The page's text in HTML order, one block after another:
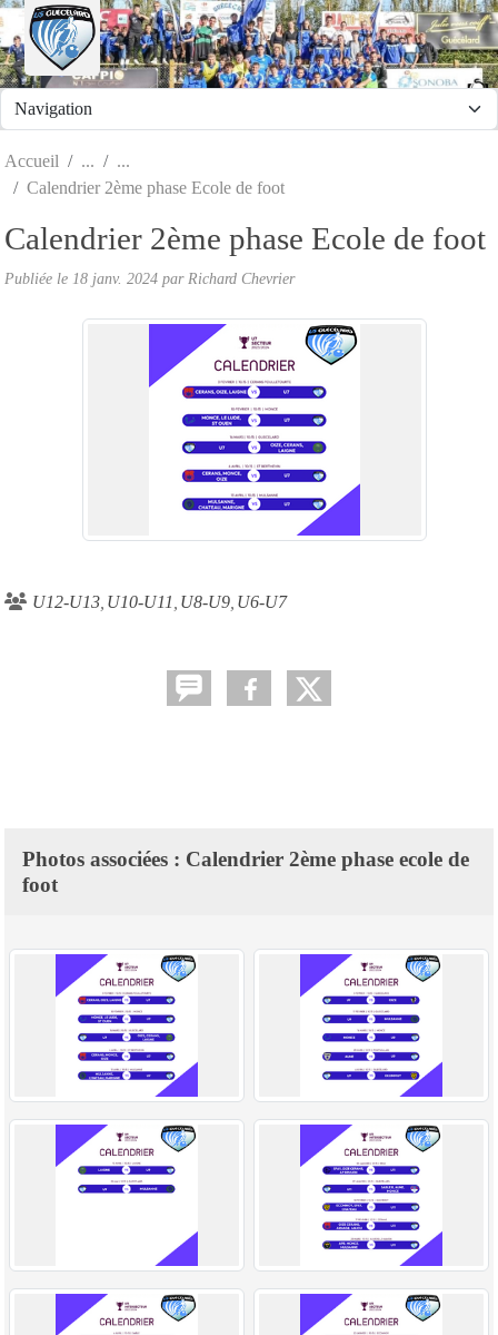
Accueil
Calendrier 2ème phase Ecole de foot
Calendrier 2ème phase Ecole de foot
Publiée le 18 janv. 2024 par Richard Chevrier
U12-U13 U10-U11 U8-U9 U6-U7
Photos associées : Calendrier 2ème phase ecole de
foot
Panneau de gestion des cookies